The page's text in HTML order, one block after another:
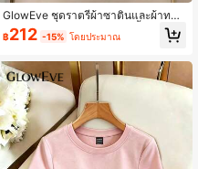
GlowEve ชุดราตรีผ้าซาตินและผ้าทวิล
ตัดต่อตาข่ายสำหรับผู้หญิง, เสื้อเบลาส์ฝ
รั่งเศสสำหรับงานปาร์ตี้ทางการ, ฤดูใบไ
฿212 -15% โดยประมาณ